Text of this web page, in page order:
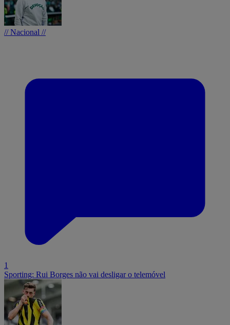
// Nacional //
1
Sporting: Rui Borges não vai desligar o telemóvel